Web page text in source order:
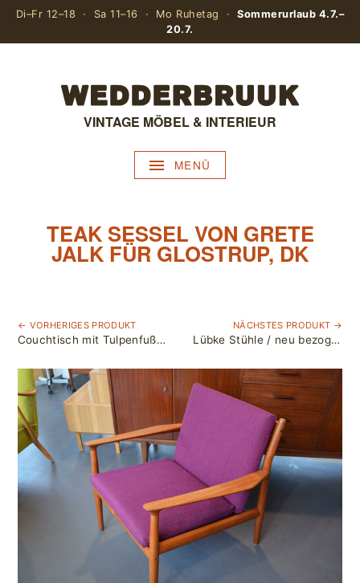
Di–Fr 12–18 · Sa 11–16 · Mo Ruhetag ·Sommerurlaub 4.7.–
20.7.
VINTAGE MÖBEL & INTERIEUR
MENÜ
TEAK SESSEL VON GRETE
JALK FÜR GLOSTRUP, DK
← VORHERIGES PRODUKT
Couchtisch mit Tulpenfuß aus Alu
NÄCHSTES PRODUKT →
Lübke Stühle / neu bezogen